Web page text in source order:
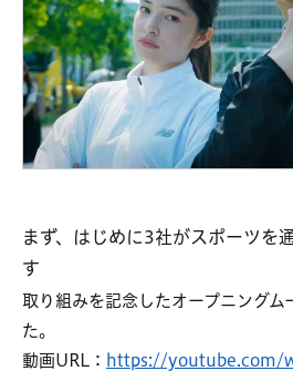
まず、はじめに3社がスポーツを
す
取り組みを記念したオープニングム
た。
動画URL： https://youtube.com/